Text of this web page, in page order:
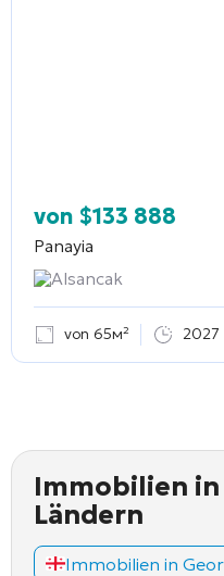
von $133 888
Panayia
Alsancak
von 65м² 2027
Immobilien
Ländern
Immobilien in